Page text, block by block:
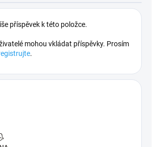
příspěvek k této položce.
mohou vkládat příspěvky. Prosím
.